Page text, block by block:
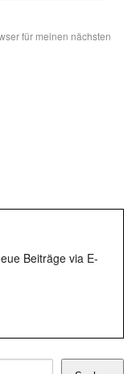
für meinen nächsten
Beiträge via E-